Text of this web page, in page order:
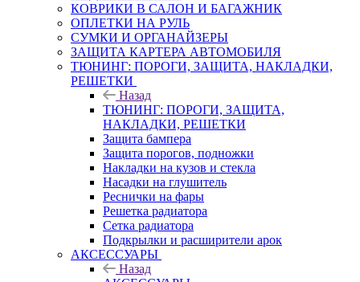
КОВРИКИ В САЛОН И БАГАЖНИК
ОПЛЕТКИ НА РУЛЬ
СУМКИ И ОРГАНАЙЗЕРЫ
ЗАЩИТА КАРТЕРА АВТОМОБИЛЯ
ТЮНИНГ: ПОРОГИ, ЗАЩИТА, НАКЛАДКИ,
РЕШЕТКИ
Назад
ТЮНИНГ: ПОРОГИ, ЗАЩИТА,
НАКЛАДКИ, РЕШЕТКИ
Защита бампера
Защита порогов, подножки
Накладки на кузов и стекла
Насадки на глушитель
Реснички на фары
Решетка радиатора
Сетка радиатора
Подкрылки и расширители арок
АКСЕССУАРЫ
Назад